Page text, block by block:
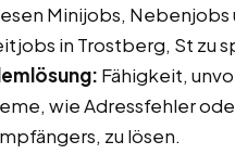
Minijobs, Nebenjobs
in Trostberg, St zu
Fähigkeit,
wie Adressfehler
zu lösen.